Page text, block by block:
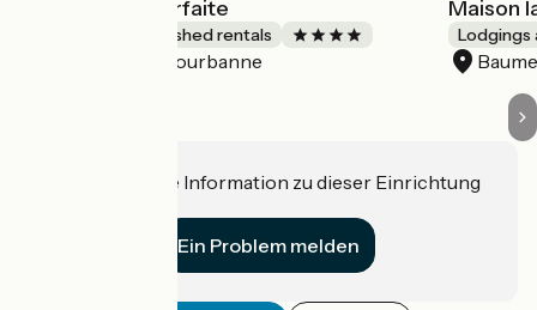
La Maison Imparfaite
Lodgings and furnished rentals
Fourbanne
Maison
Lodgings
Haben Sie eine Information zu dieser Einrichtung
Ein Problem melden